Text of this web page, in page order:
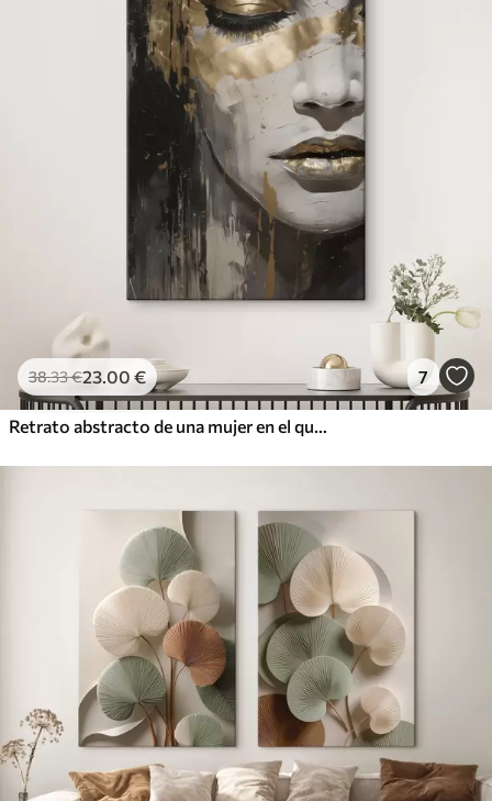
38.33€23.00 € 7
Retrato abstracto de una mujer en el que destacan los ojos y los labios cerrados, realizado en tonos blanco y negro con dinámicas pinceladas de colores cálidos